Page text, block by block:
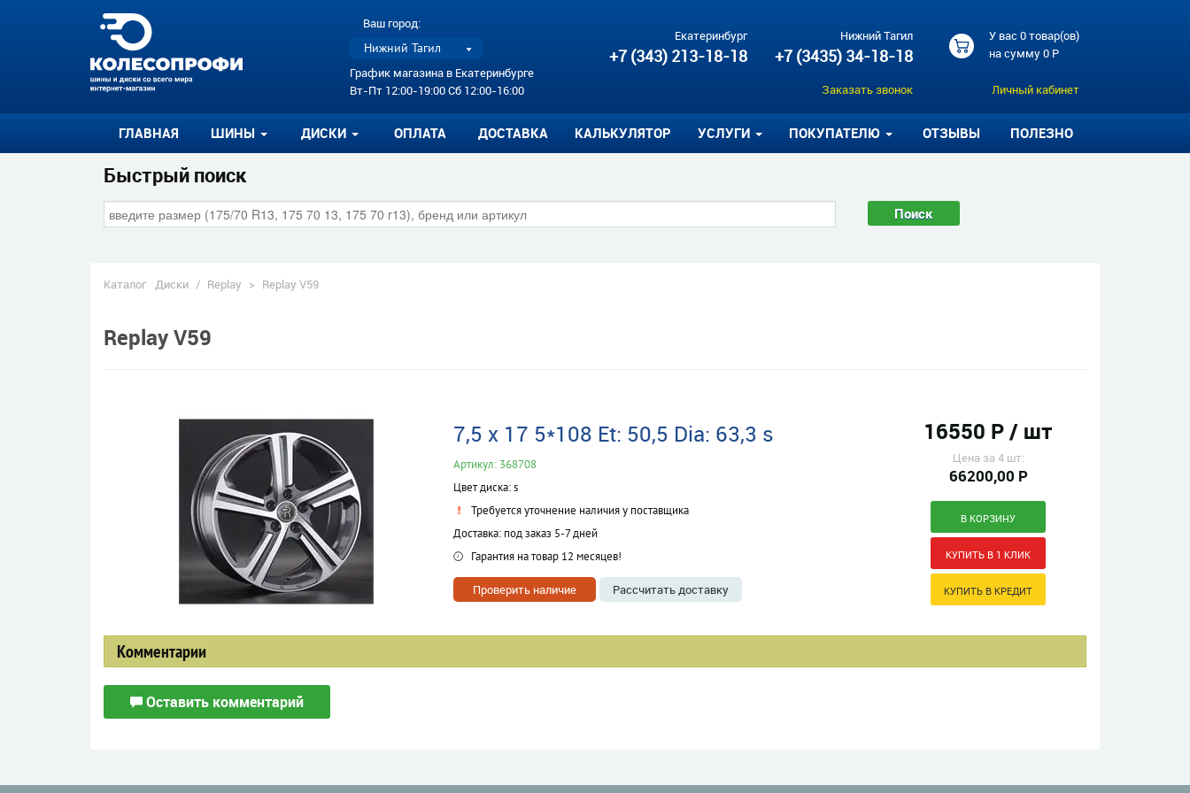
Ваш город:
Нижний Тагил
График магазина в Екатеринбурге
Вт-Пт 12:00-19:00 Сб 12:00-16:00
Екатеринбург
+7 (343) 213-18-18
Нижний Тагил
+7 (3435) 34-18-18
Заказать звонок
У вас 0 товар(ов)
на сумму0 Р
Личный кабинет
ГЛАВНАЯ ШИНЫ ДИСКИ ОПЛАТА ДОСТАВКА КАЛЬКУЛЯТОР УСЛУГИ ПОКУПАТЕЛЮ ОТЗЫВЫ ПОЛЕЗНО
Быстрый поиск
Поиск
Каталог Диски / Replay > Replay V59
Replay V59
7,5 x 17 5*108 Et: 50,5 Dia: 63,3 s
Артикул: 368708
Цвет диска: s
Требуется уточнение наличия у поставщика
Доставка: под заказ 5-7 дней
Гарантия на товар 12 месяцев!
Проверить наличие Рассчитать доставку
16550 Р / шт
Цена за 4 шт:
66200,00 Р
Комментарии
Оставить комментарий